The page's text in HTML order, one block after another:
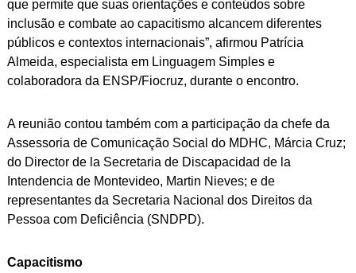
que permite que suas orientações e conteúdos sobre
inclusão e combate ao capacitismo alcancem diferentes
públicos e contextos internacionais”, afirmou Patrícia
Almeida, especialista em Linguagem Simples e
colaboradora da ENSP/Fiocruz, durante o encontro.
A reunião contou também com a participação da chefe da
Assessoria de Comunicação Social do MDHC, Márcia Cruz;
do Director de la Secretaria de Discapacidad de la
Intendencia de Montevideo, Martin Nieves; e de
representantes da Secretaria Nacional dos Direitos da
Pessoa com Deficiência (SNDPD).
Capacitismo